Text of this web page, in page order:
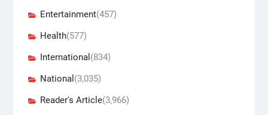
Entertainment(457)
Health(577)
International (834)
National (3,035)
Reader's Article(3,966)